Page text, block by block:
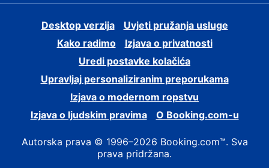
Desktop verzija
Uvjeti pružanja usluge
Kako radimo
Izjava o privatnosti
Uredi postavke kolačića
Upravljaj personaliziranim preporukama
Izjava o modernom ropstvu
Izjava o ljudskim pravima
O Booking.com-u
Autorska prava © 1996–2026 Booking.com™. Sva
prava pridržana.